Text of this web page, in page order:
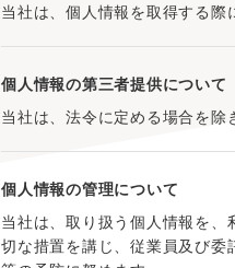
当社は、個人情報を取得する際
個人情報の第三者提供について
当社は、法令に定める場合を除
個人情報の管理について
当社は、取り扱う個人情報を
切な措置を講じ、従業員及び委